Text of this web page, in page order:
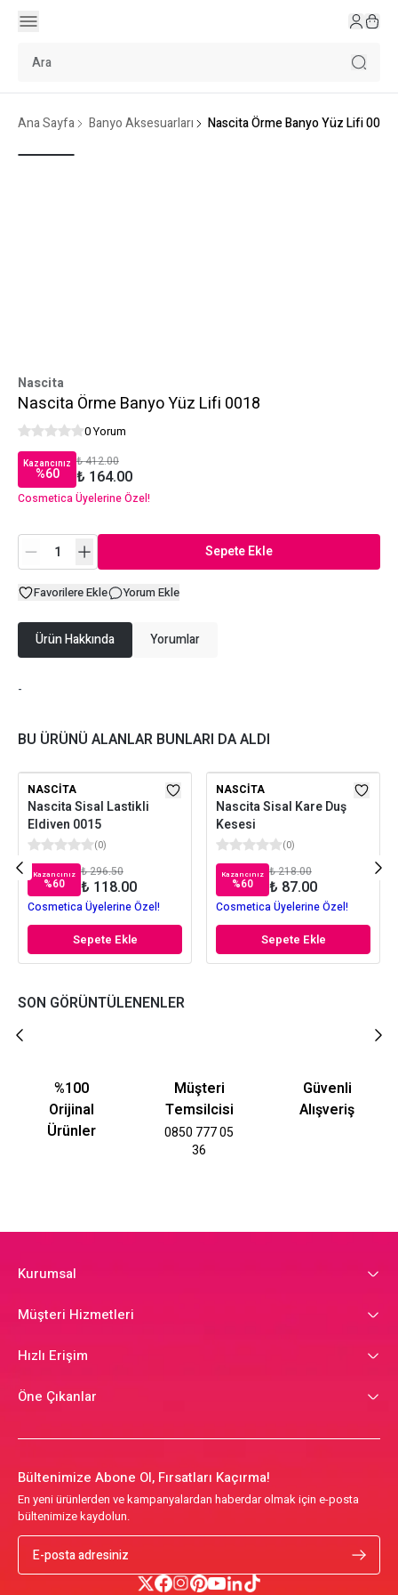
Ana Sayfa Banyo Aksesuarları Nascita Örme Banyo Yüz Lifi 0018
Nascita
Nascita Örme Banyo Yüz Lifi 0018
0 Yorum
Kazancınız
%60
₺ 412.00
₺ 164.00
Cosmetica Üyelerine Özel!
Sepete Ekle
Favorilere Ekle Yorum Ekle
Ürün Hakkında Yorumlar
-
BU ÜRÜNÜ ALANLAR BUNLARI DA ALDI
NASCITA
Nascita Sisal Lastikli
Eldiven 0015
(0)
Kazancınız
%60
₺ 296.50
₺ 118.00
Cosmetica Üyelerine Özel!
Sepete Ekle
NASCITA
Nascita Sisal Kare Duş
Kesesi
(0)
Kazancınız
%60
₺ 218.00
₺ 87.00
Cosmetica Üyelerine Özel!
Sepete Ekle
SON GÖRÜNTÜLENENLER
%100
Orijinal
Ürünler
Müşteri
Temsilcisi
0850 777 05
36
Güvenli
Alışveriş
Kurumsal
Müşteri Hizmetleri
Hızlı Erişim
Öne Çıkanlar
Bültenimize Abone Ol, Fırsatları Kaçırma!
En yeni ürünlerden ve kampanyalardan haberdar olmak için e-posta
bültenimize kaydolun.